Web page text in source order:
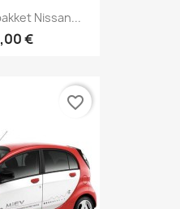
Nissan...
€
favorite_border